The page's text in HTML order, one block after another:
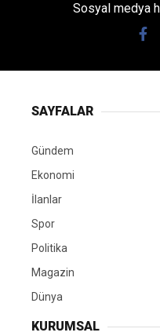
Sosyal medya
SAYFALAR
Gündem
Ekonomi
İlanlar
Spor
Politika
Magazin
Dünya
KURUMSAL